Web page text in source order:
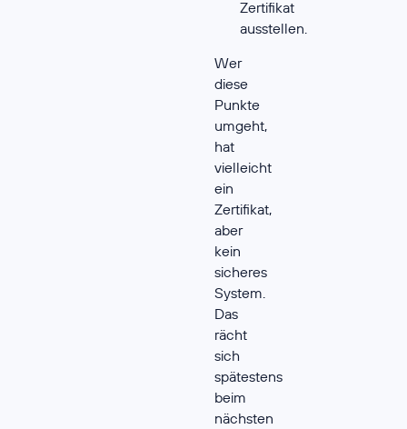
Zertifikat
ausstellen.
Wer
diese
Punkte
umgeht,
hat
vielleicht
ein
Zertifikat,
aber
kein
sicheres
System.
Das
rächt
sich
spätestens
beim
nächsten